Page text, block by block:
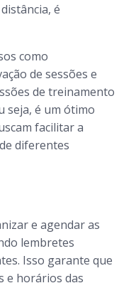
é
como
de sessões e
de treinamento
seja, é um ótimo
facilitar a
diferentes
e agendar as
lembretes
Isso garante que
e horários das